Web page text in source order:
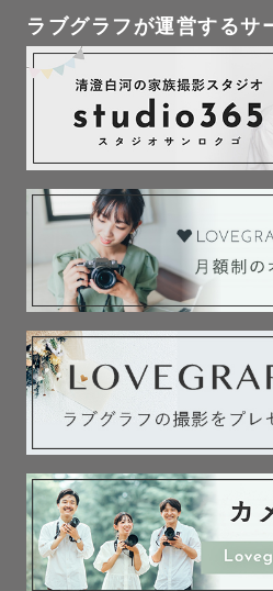
お話しをしてコミュニケーショ
り、ポージングの指示もこちら
リラックスして撮影を楽しんで
心掛けて撮影させていただきま
動物さん大好きなのでペット撮
お写真の仕上がりは
《優しく淡い絵本のような世界
ゲスト様のご希望に合わせて、
や、鮮やかで元気な雰囲気に仕
クエストしてください😌
ど
ご家族にとって大切な想い出とな
パパママにとっても、お子さまに
楽しい想い出になる一日を過ご
ラブグラフが運営するサ